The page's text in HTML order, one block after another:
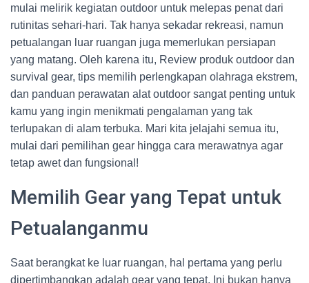
mulai melirik kegiatan outdoor untuk melepas penat dari
rutinitas sehari-hari. Tak hanya sekadar rekreasi, namun
petualangan luar ruangan juga memerlukan persiapan
yang matang. Oleh karena itu, Review produk outdoor dan
survival gear, tips memilih perlengkapan olahraga ekstrem,
dan panduan perawatan alat outdoor sangat penting untuk
kamu yang ingin menikmati pengalaman yang tak
terlupakan di alam terbuka. Mari kita jelajahi semua itu,
mulai dari pemilihan gear hingga cara merawatnya agar
tetap awet dan fungsional!
Memilih Gear yang Tepat untuk
Petualanganmu
Saat berangkat ke luar ruangan, hal pertama yang perlu
dipertimbangkan adalah gear yang tepat. Ini bukan hanya